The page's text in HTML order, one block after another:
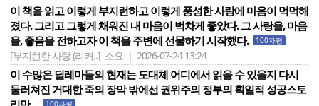
이 책을 읽고 이렇게 부지런하고 이렇게 풍성한 사랑에 마음이 먹먹해
졌다. 그리고 그렇게 채워진 내 마음이 벅차게 좋았다. 그 사랑을, 마음
을, 좋음을 전하고자 이 책을 주변에 선물하기 시작했다.
100자평
[부지런한 사랑 (리커..] 소요 | 2026-07-24 13:24
이 수많은 딜레마들의 현재는 도대체 어디에서 읽을 수 있을지 다시
둘러쳐진 거대한 죽의 장막 밖에선 권위주의 정부의 획일적 성공스토